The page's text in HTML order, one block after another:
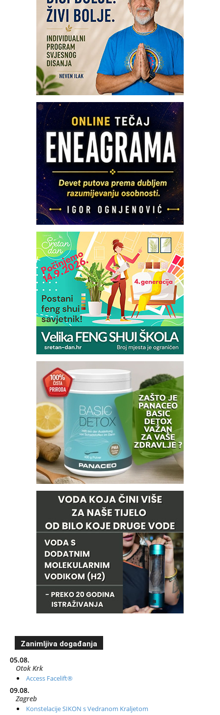
Zanimljiva događanja
05.08.
Otok Krk
Access Facelift®
09.08.
Zagreb
Konstelacije SIKON s Vedranom Kraljetom